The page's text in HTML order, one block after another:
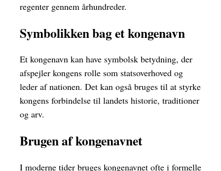
regenter gennem århundreder.
Symbolikken bag et kongenavn
Et kongenavn kan have symbolsk betydning, der
afspejler kongens rolle som statsoverhoved og
leder af nationen. Det kan også bruges til at styrke
kongens forbindelse til landets historie, traditioner
og arv.
Brugen af kongenavnet
I moderne tider bruges kongenavnet ofte i formelle